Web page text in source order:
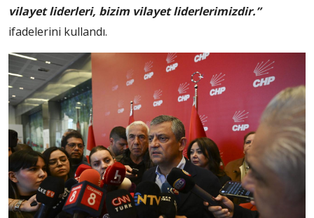
vilayet liderleri, bizim vilayet liderlerimizdir.”
ifadelerini kullandı.